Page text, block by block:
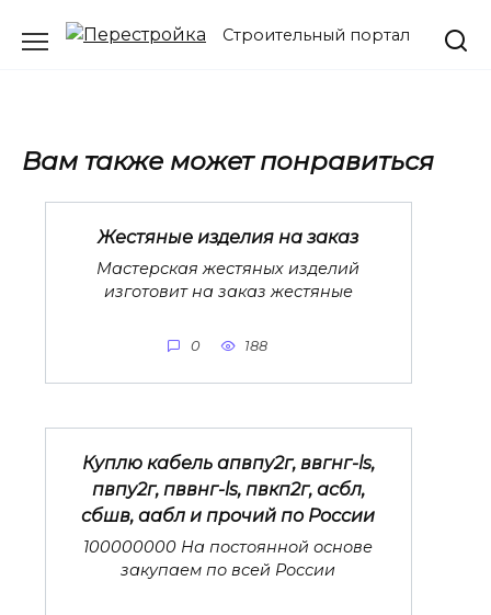
Строительный портал
Вам также может понравиться
Жестяные изделия на заказ
Мастерская жестяных изделий
изготовит на заказ жестяные
0 188
Куплю кабель апвпу2г, ввгнг-ls,
пвпу2г, пввнг-ls, пвкп2г, асбл,
сбшв, аабл и прочий по России
100000000 На постоянной основе
закупаем по всей России